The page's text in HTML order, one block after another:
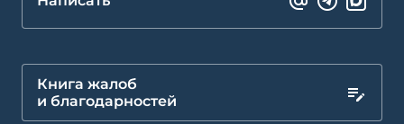
Книга жалоб
и благодарностей